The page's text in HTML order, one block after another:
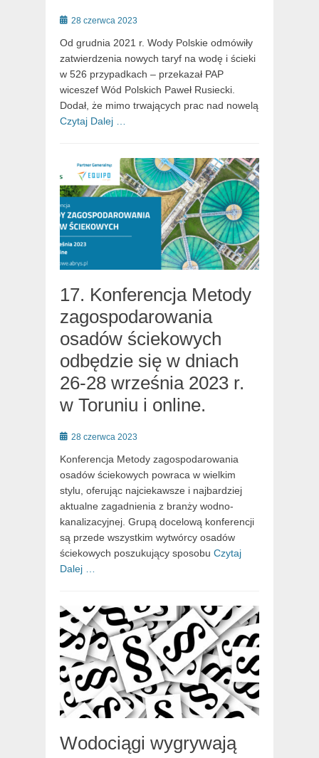
Posted
28 czerwca 2023
Od grudnia 2021 r. Wody Polskie odmówiły
zatwierdzenia nowych taryf na wodę i ścieki
w 526 przypadkach – przekazał PAP
wiceszef Wód Polskich Paweł Rusiecki.
Dodał, że mimo trwających prac nad nowelą
Czytaj Dalej …
17. Konferencja Metody
zagospodarowania
osadów ściekowych
odbędzie się w dniach
26-28 września 2023 r.
w Toruniu i online.
Posted
28 czerwca 2023
Konferencja Metody zagospodarowania
osadów ściekowych powraca w wielkim
stylu, oferując najciekawsze i najbardziej
aktualne zagadnienia z branży wodno-
kanalizacyjnej. Grupą docelową konferencji
są przede wszystkim wytwórcy osadów
ściekowych poszukujący sposobu Czytaj
Dalej …
Wodociągi wygrywają